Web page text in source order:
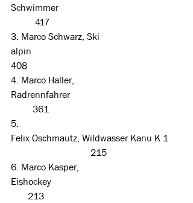
Schwimmer
417
3. Marco Schwarz, Ski
alpin
408
4. Marco Haller,
Radrennfahrer
361
5.
Felix Oschmautz, Wildwasser Kanu K 1
215
6. Marco Kasper,
Eishockey
213